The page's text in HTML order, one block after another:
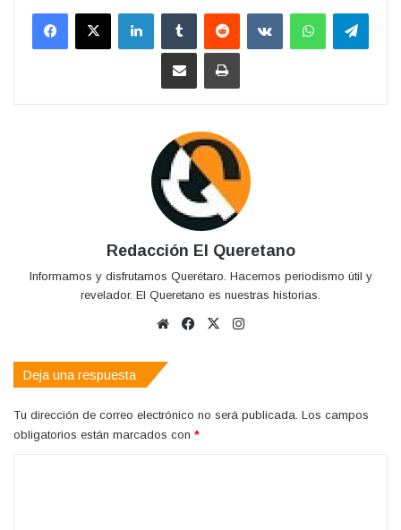
LinkedInTumblr Reddit VKontakteWhatsApp
Compartir por correo electrónicoImprimir
Redacción El Queretano
Informamos y disfrutamos Querétaro. Hacemos periodismo útil y
revelador. El Queretano es nuestras historias.
Sitio
Facebook
X
Deja una respuesta
Tu dirección de correo electrónico no será publicada. Los campos
obligatorios están marcados con *